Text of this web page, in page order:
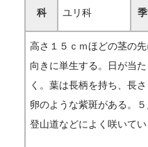
科 ユリ科
高さ１５ｃｍほどの茎の
向きに単生する。日が当
く。葉は長柄を持ち、長
卵のような紫斑がある。
登山道などによく咲いてい